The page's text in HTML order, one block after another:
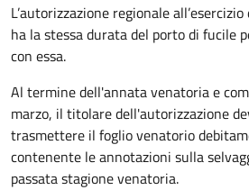
L’autorizzazione regionale
ha la stessa durata del porto di fucile
con essa.
Al termine dell'annata venatoria e
marzo, il titolare dell'autorizzazione
trasmettere il foglio venatorio
contenente le annotazioni sulla
passata stagione venatoria.